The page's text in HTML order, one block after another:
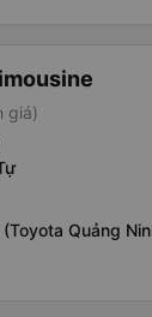
giá)
Quảng